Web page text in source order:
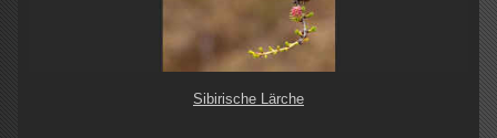
Sibirische Lärche